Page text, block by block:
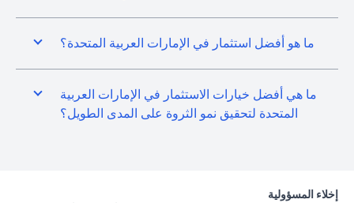
ما هو أفضل استثمار في الإمارات العربية المتحدة؟
ما هي أفضل خيارات الاستثمار في الإمارات العربية
المتحدة لتحقيق نمو الثروة على المدى الطويل؟
إخلاء المسؤولية